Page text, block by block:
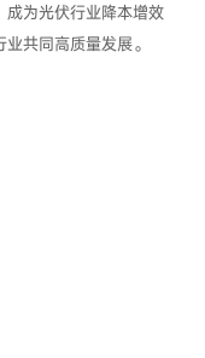
为光伏行业降本增效
共同高质量发展。